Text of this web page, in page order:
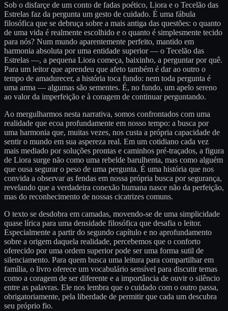
Sob o disfarçe de um conto de fadas poético, Liora e o Tecelão das
Estrelas faz da pergunta um gesto de cuidado. É uma fábula
filosófica que se debruça sobre a mais antiga das questões: o quanto
de uma vida é realmente escolhido e o quanto é simplesmente tecido
para nós? Num mundo aparentemente perfeito, mantido em
harmonia absoluta por uma entidade superior — o Tecelão das
Estrelas —, a pequena Liora começa, baixinho, a perguntar por quê.
Para um leitor que aprendeu que afeto também é dar ao outro o
tempo de amadurecer, a história toca fundo: nem toda pergunta é
uma arma — algumas são sementes. É, no fundo, um apelo sereno
ao valor da imperfeição e à coragem de continuar perguntando.
Ao mergulharmos nesta narrativa, somos confrontados com uma
realidade que ecoa profundamente em nosso tempo: a busca por
uma harmonia que, muitas vezes, nos custa a própria capacidade de
sentir o mundo em sua aspereza real. Em um cotidiano cada vez
mais mediado por soluções prontas e caminhos pré-traçados, a figura
de Liora surge não como uma rebelde barulhenta, mas como alguém
que ousa segurar o peso de uma pergunta. É uma história que nos
convida a observar as fendas em nossa própria busca por segurança,
revelando que a verdadeira conexão humana nasce não da perfeição,
mas do reconhecimento de nossas cicatrizes comuns.
O texto se desdobra em camadas, movendo-se de uma simplicidade
quase lírica para uma densidade filosófica que desafia o leitor.
Especialmente a partir do segundo capítulo e no aprofundamento
sobre a origem daquela realidade, percebemos que o conforto
oferecido por uma ordem superior pode ser uma forma sutil de
silenciamento. Para quem busca uma leitura para compartilhar em
família, o livro oferece um vocabulário sensível para discutir temas
como a coragem de ser diferente e a importância de ouvir o silêncio
entre as palavras. Ele nos lembra que o cuidado com o outro passa,
obrigatoriamente, pela liberdade de permitir que cada um descubra
seu próprio fio.